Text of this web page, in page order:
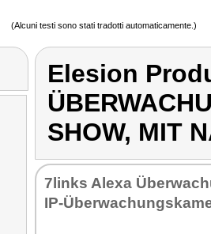
(Alcuni testi sono stati tradotti automaticamente.)
Elesion
SHOW, MIT
7links Alexa
IP-